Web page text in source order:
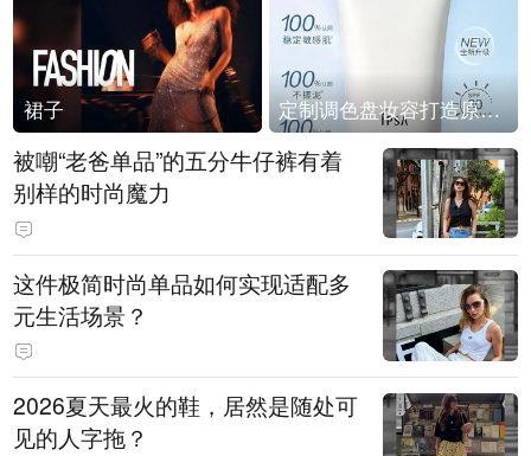
裙子 定制调色盘妆容打造原生之美
被嘲“老爸单品”的五分牛仔裤有着
别样的时尚魔力
这件极简时尚单品如何实现适配多
元生活场景？
2026夏天最火的鞋，居然是随处可
见的人字拖？